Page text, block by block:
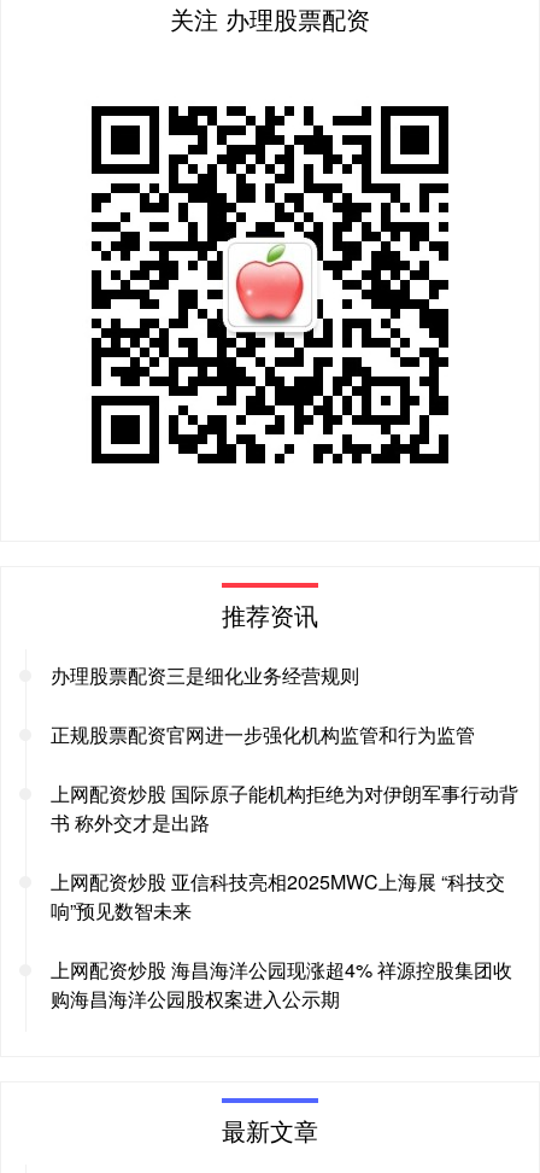
关注 办理股票配资
推荐资讯
办理股票配资三是细化业务经营规则
正规股票配资官网进一步强化机构监管和行为监管
上网配资炒股 国际原子能机构拒绝为对伊朗军事行动背
书 称外交才是出路
上网配资炒股 亚信科技亮相2025MWC上海展 “科技交
响”预见数智未来
上网配资炒股 海昌海洋公园现涨超4% 祥源控股集团收
购海昌海洋公园股权案进入公示期
最新文章